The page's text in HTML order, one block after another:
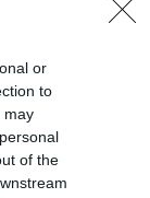
or
to
may
of the